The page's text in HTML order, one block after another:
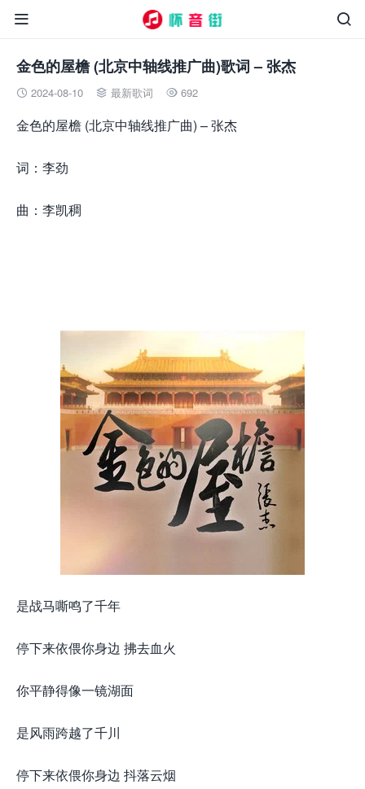


金色的屋檐 (北京中轴线推广曲)歌词 – 张杰
 2024-08-10  最新歌词  692
金色的屋檐 (北京中轴线推广曲) – 张杰
词：李劲
曲：李凯稠
是战马嘶鸣了千年
停下来依偎你身边 拂去血火
你平静得像一镜湖面
是风雨跨越了千川
停下来依偎你身边 抖落云烟